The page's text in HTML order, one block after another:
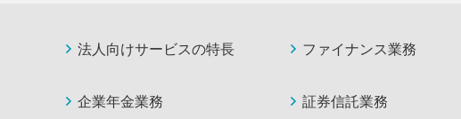
法人向けサービスの特長 ファイナンス業務
企業年金業務 証券信託業務